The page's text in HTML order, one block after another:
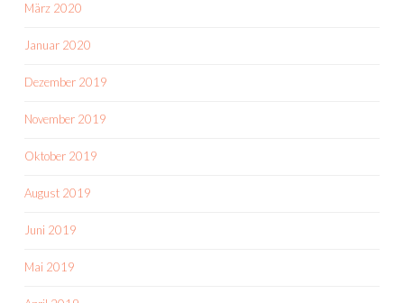
März 2020
Januar 2020
Dezember 2019
November 2019
Oktober 2019
August 2019
Juni 2019
Mai 2019